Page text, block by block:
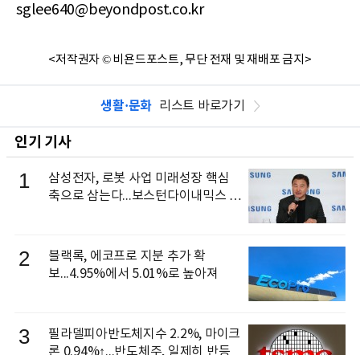
sglee640@beyondpost.co.kr
<저작권자 © 비욘드포스트, 무단 전재 및 재배포 금지>
생활·문화 리스트 바로가기
인기 기사
1
삼성전자, 로봇 사업 미래성장 핵심
축으로 삼는다...보스턴다이내믹스 출
2
블랙록, 에코프로 지분 추가 확
보...4.95%에서 5.01%로 높아져
3
필라델피아반도체지수 2.2%, 마이크
론 0.94%↑...반도체주, 일제히 반등